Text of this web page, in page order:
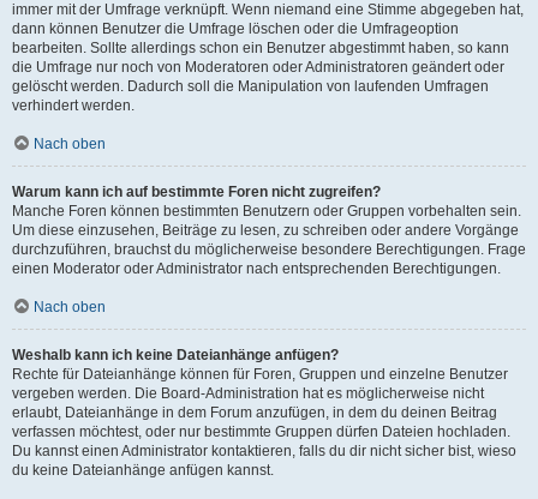
immer mit der Umfrage verknüpft. Wenn niemand eine Stimme abgegeben hat,
dann können Benutzer die Umfrage löschen oder die Umfrageoption
bearbeiten. Sollte allerdings schon ein Benutzer abgestimmt haben, so kann
die Umfrage nur noch von Moderatoren oder Administratoren geändert oder
gelöscht werden. Dadurch soll die Manipulation von laufenden Umfragen
verhindert werden.
Nach oben
Warum kann ich auf bestimmte Foren nicht zugreifen?
Manche Foren können bestimmten Benutzern oder Gruppen vorbehalten sein.
Um diese einzusehen, Beiträge zu lesen, zu schreiben oder andere Vorgänge
durchzuführen, brauchst du möglicherweise besondere Berechtigungen. Frage
einen Moderator oder Administrator nach entsprechenden Berechtigungen.
Nach oben
Weshalb kann ich keine Dateianhänge anfügen?
Rechte für Dateianhänge können für Foren, Gruppen und einzelne Benutzer
vergeben werden. Die Board-Administration hat es möglicherweise nicht
erlaubt, Dateianhänge in dem Forum anzufügen, in dem du deinen Beitrag
verfassen möchtest, oder nur bestimmte Gruppen dürfen Dateien hochladen.
Du kannst einen Administrator kontaktieren, falls du dir nicht sicher bist, wieso
du keine Dateianhänge anfügen kannst.